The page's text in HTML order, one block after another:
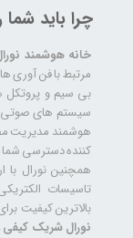
چرا باید شما
خانه هوشمند
مرتبط با فن آوری
بی سیم و پروتکل
سیستم های صوتی
هوشمند مدیریت
کننده دسترسی
تاسیسات
بالاترین کیفیت
نورال شریک کیفی